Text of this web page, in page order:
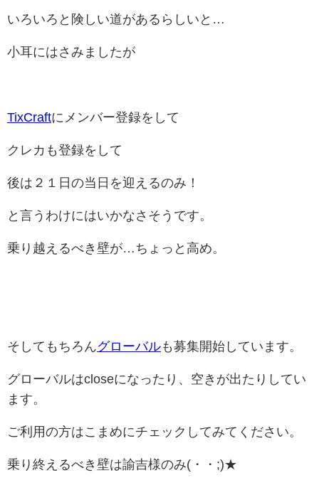
いろいろと険しい道があるらしいと…
小耳にはさみましたが
TixCraftにメンバー登録をして
クレカも登録をして
後は２１日の当日を迎えるのみ！
と言うわけにはいかなさそうです。
乗り越えるべき壁が…ちょっと高め。
そしてもちろん グローバルも募集開始しています。
グローバルはcloseになったり、空きが出たりしてい
ます。
ご利用の方はこまめにチェックしてみてください。
乗り終えるべき壁は諭吉様のみ(・・;)★